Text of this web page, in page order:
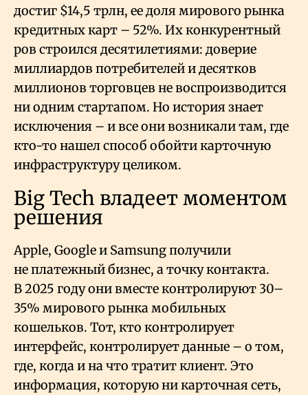
достиг $14,5 трлн, ее доля мирового рынка
кредитных карт – 52%. Их конкурентный
ров строился десятилетиями: доверие
миллиардов потребителей и десятков
миллионов торговцев не воспроизводится
ни одним стартапом. Но история знает
исключения – и все они возникали там, где
кто-то нашел способ обойти карточную
инфраструктуру целиком.
Big Tech владеет моментом
решения
Apple, Google и Samsung получили
не платежный бизнес, а точку контакта.
В 2025 году они вместе контролируют 30–
35% мирового рынка мобильных
кошельков. Тот, кто контролирует
интерфейс, контролирует данные – о том,
где, когда и на что тратит клиент. Это
информация, которую ни карточная сеть,